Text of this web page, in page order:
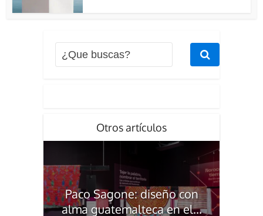
Otros artículos
Paco Sagone: diseño con
alma guatemalteca en el...